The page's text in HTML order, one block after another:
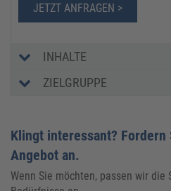
JETZT ANFRAGEN >
INHALTE
ZIELGRUPPE
Klingt interessant?
Angebot an.
Wenn Sie möchten, passen wir die